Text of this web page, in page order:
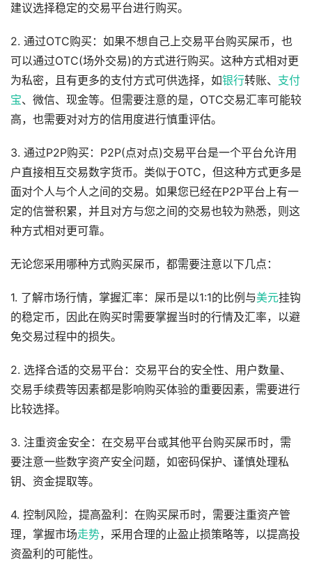
建议选择稳定的交易平台进行购买。
2. 通过OTC购买：如果不想自己上交易平台购买屎币，也
可以通过OTC(场外交易)的方式进行购买。这种方式相对更
为私密，且有更多的支付方式可供选择，如银行转账、 支付
宝、微信、现金等。但需要注意的是，OTC交易汇率可能较
高，也需要对对方的信用度进行慎重评估。
3. 通过P2P购买：P2P(点对点)交易平台是一个平台允许用
户直接相互交易数字货币。类似于OTC，但这种方式更多是
面对个人与个人之间的交易。如果您已经在P2P平台上有一
定的信誉积累，并且对方与您之间的交易也较为熟悉，则这
种方式相对更可靠。
无论您采用哪种方式购买屎币，都需要注意以下几点：
1. 了解市场行情，掌握汇率：屎币是以1:1的比例与美元挂钩
的稳定币，因此在购买时需要掌握当时的行情及汇率，以避
免交易过程中的损失。
2. 选择合适的交易平台：交易平台的安全性、用户数量、
交易手续费等因素都是影响购买体验的重要因素，需要进行
比较选择。
3. 注重资金安全：在交易平台或其他平台购买屎币时，需
要注意一些数字资产安全问题，如密码保护、谨慎处理私
钥、资金提取等。
4. 控制风险，提高盈利：在购买屎币时，需要注重资产管
理，掌握市场走势，采用合理的止盈止损策略等，以提高投
资盈利的可能性。